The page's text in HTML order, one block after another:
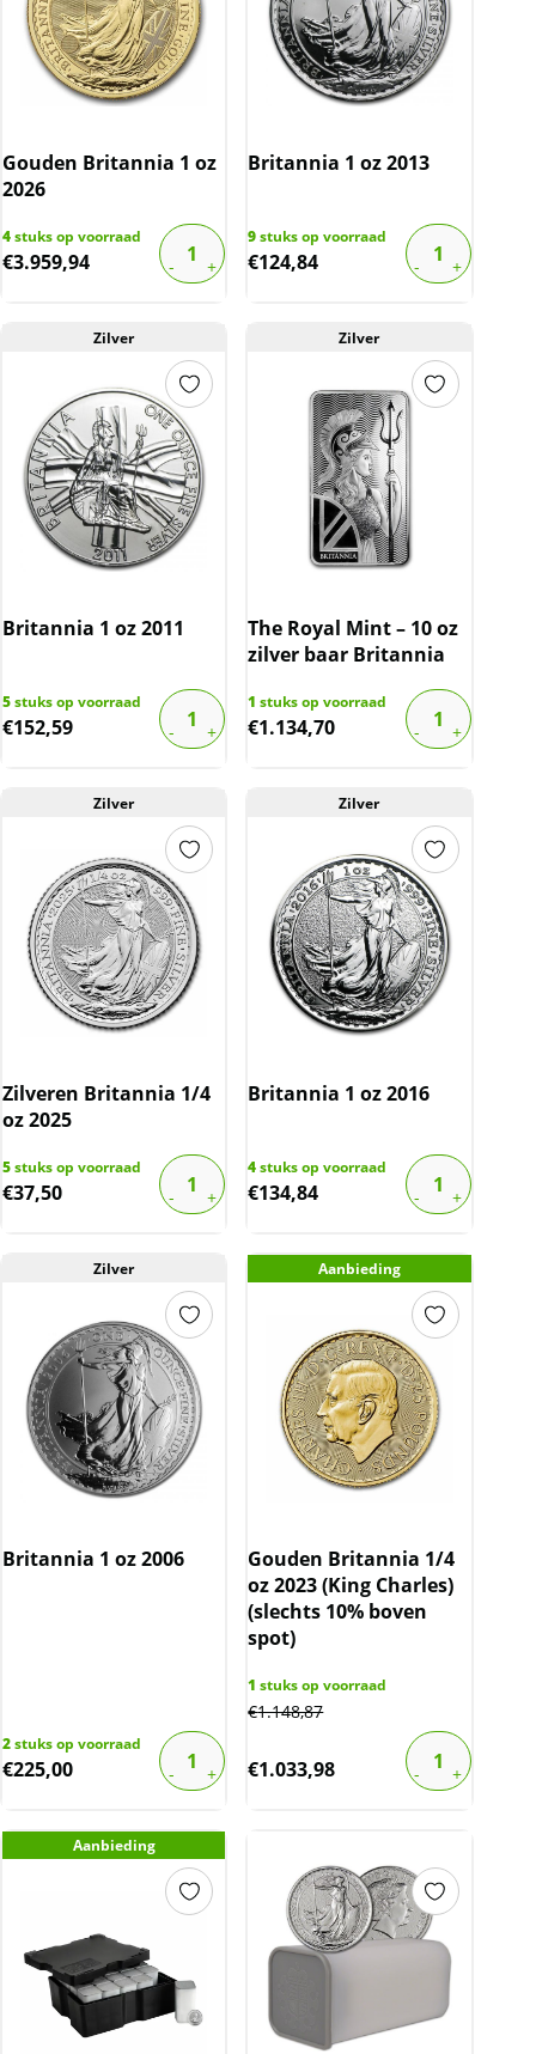
Gouden Britannia 1 oz
2026
4stuks op voorraad
€3.959,94
Britannia 1 oz 2013
9stuks op voorraad
€124,84
Zilver
Britannia 1 oz 2011
5stuks op voorraad
€152,59
Zilver
The Royal Mint – 10 oz
zilver baar Britannia
1 stuks op voorraad
€1.134,70
Zilver
Zilveren Britannia 1/4
oz 2025
5stuks op voorraad
€37,50
Zilver
Britannia 1 oz 2016
4stuks op voorraad
€134,84
Zilver
Britannia 1 oz 2006
2stuks op voorraad
€225,00
Aanbieding
Gouden Britannia 1/4
oz 2023 (King Charles)
(slechts 10% boven
spot)
1 stuks op voorraad
€1.148,87
€1.033,98
Aanbieding